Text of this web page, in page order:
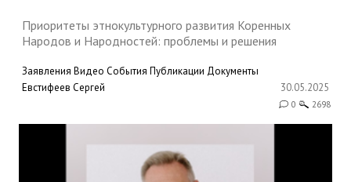
Приоритеты этнокультурного развития Коренных
Народов и Народностей: проблемы и решения
Заявления Видео События Публикации Документы
Евстифеев Сергей
30.05.2025
0 2698